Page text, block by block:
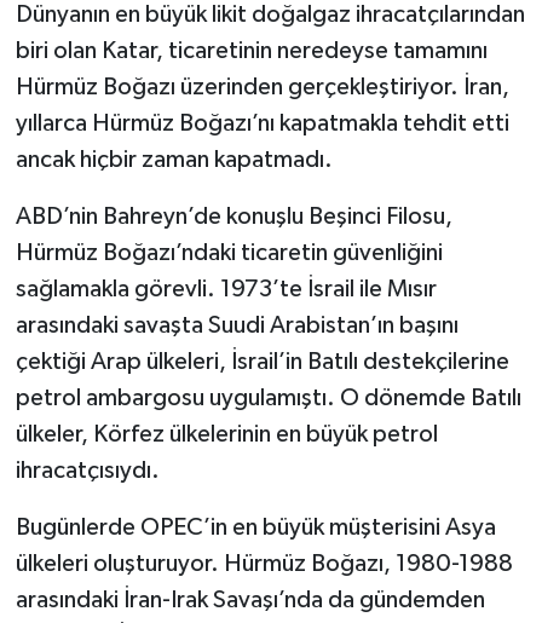
Dünyanın en büyük likit doğalgaz ihracatçılarından
biri olan Katar, ticaretinin neredeyse tamamını
Hürmüz Boğazı üzerinden gerçekleştiriyor. İran,
yıllarca Hürmüz Boğazı’nı kapatmakla tehdit etti
ancak hiçbir zaman kapatmadı.
ABD’nin Bahreyn’de konuşlu Beşinci Filosu,
Hürmüz Boğazı’ndaki ticaretin güvenliğini
sağlamakla görevli. 1973’te İsrail ile Mısır
arasındaki savaşta Suudi Arabistan’ın başını
çektiği Arap ülkeleri, İsrail’in Batılı destekçilerine
petrol ambargosu uygulamıştı. O dönemde Batılı
ülkeler, Körfez ülkelerinin en büyük petrol
ihracatçısıydı.
Bugünlerde OPEC’in en büyük müşterisini Asya
ülkeleri oluşturuyor. Hürmüz Boğazı, 1980-1988
arasındaki İran-Irak Savaşı’nda da gündemden